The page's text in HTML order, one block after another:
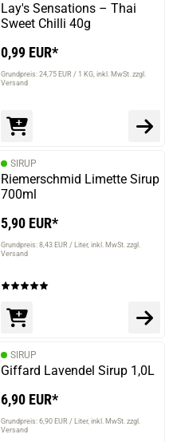
Lay's Sensations – Thai
Sweet Chilli 40g
0,99 EUR*
Grundpreis: 24,75 EUR / 1 KG inkl. MwSt. zzgl.
Versand
SIRUP
Riemerschmid Limette Sirup
700ml
5,90 EUR*
Grundpreis: 8,43 EUR / Liter inkl. MwSt. zzgl.
Versand
SIRUP
Giffard Lavendel Sirup 1,0L
6,90 EUR*
Grundpreis: 6,90 EUR / Liter inkl. MwSt. zzgl.
Versand